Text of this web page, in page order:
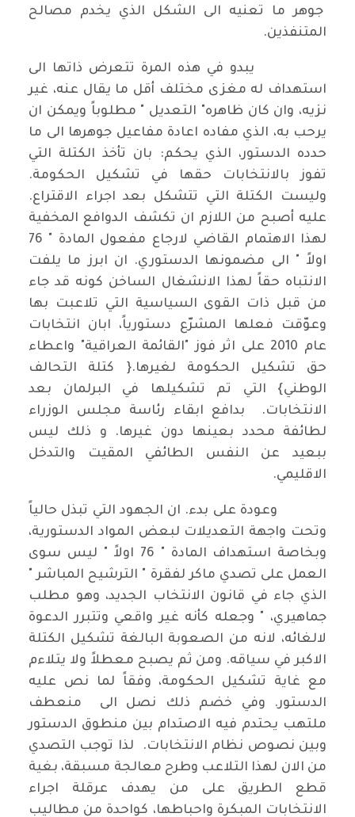
جوهر ما تعنيه الى الشكل الذي يخدم مصالح
المتنفذين.
يبدو في هذه المرة تتعرض ذاتها الى
استهداف له مغزى مختلف أقل ما يقال عنه، غير
نزيه، وان كان ظاهره" التعديل " مطلوباً ويمكن ان
يرحب به، الذي مفاده اعادة مفاعيل جوهرها الى ما
حدده الدستور، الذي يحكم: بان تأخذ الكتلة التي
تفوز بالانتخابات حقها في تشكيل الحكومة.
وليست الكتلة التي تتشكل بعد اجراء الاقتراع.
عليه أصبح من اللازم ان تكشف الدوافع المخفية
لهذا الاهتمام القاضي لارجاع مفعول المادة " 76
اولاً " الى مضمونها الدستوري. ان ابرز ما يلفت
الانتباه حقاً لهذا الانشغال الساخن كونه قد جاء
من قبل ذات القوى السياسية التي تلاعبت بها
وعوّقت فعلها المشرّع دستورياً، ابان انتخابات
عام 2010 على اثر فوز "القائمة العراقية" واعطاء
حق تشكيل الحكومة لغيرها.{ كتلة التحالف
الوطني} التي تم تشكيلها في البرلمان بعد
الانتخابات. بدافع ابقاء رئاسة مجلس الوزراء
لطائفة محدد بعينها دون غيرها. و ذلك ليس
ببعيد عن النفس الطائفي المقيت والتدخل
الاقليمي.
وعودة على بدء. ان الجهود التي تبذل حالياً
وتحت واجهة التعديلات لبعض المواد الدستورية،
وبخاصة استهداف المادة " 76 اولاً " ليس سوى
العمل على تصدي ماكر لفقرة " الترشيح المباشر "
الذي جاء في قانون الانتخاب الجديد، وهو مطلب
جماهيري، " وجعله كأنه غير واقعي وتتبرر الدعوة
لالغائه، لانه من الصعوبة البالغة تشكيل الكتلة
الاكبر في سياقه. ومن ثم يصبح معطلاً ولا يتلاءم
مع غاية تشكيل الحكومة، وفقاً لما نص عليه
الدستور. وفي خضم ذلك نصل الى منعطف
ملتهب يحتدم فيه الاصتدام بين منطوق الدستور
وبين نصوص نظام الانتخابات. لذا توجب التصدي
من الان لهذا التلاعب وطرح معالجة مسبقة، بغية
قطع الطريق على من يهدف عرقلة اجراء
الانتخابات المبكرة واحباطها، كواحدة من مطاليب